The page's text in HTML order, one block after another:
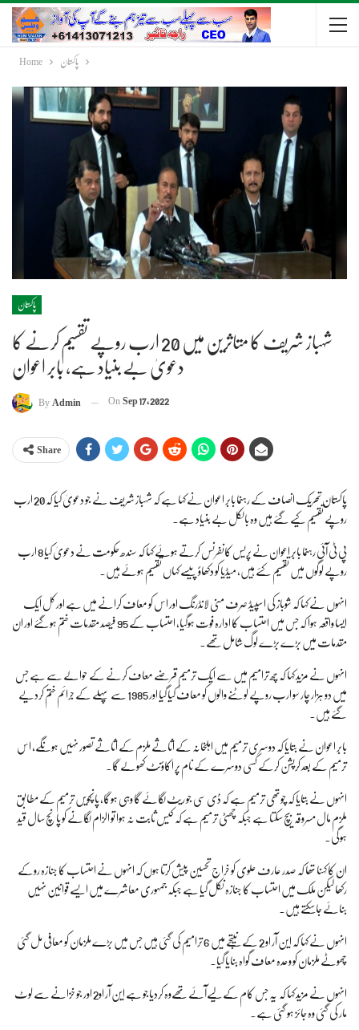
Home پاکستان
پاکستان
شہباز شریف کا متاثرین میں 20 ارب روپے تقسیم کرنے کا
دعویٰ بے بنیاد ہے، بابر اعوان
ByAdmin OnSep 17, 2022
Share
پاکستان تحریک انصاف کے رہنما بابر اعوان نے کہا ہے کہ شہباز شریف نے جو دعویٰ کیا کہ 20 ارب
روپے تقسیم کیے گئے ہیں وہ بالکل بے بنیاد ہے۔
پی ٹی آئی رہنما بابر اعوان نے پریس کانفرنس کرتے ہوئے کہا کہ سندھ حکومت نے دعویٰ کیا 8 ارب
روپے لوگوں میں تقسیم کئے ہیں، میڈیا کو دکھاؤ پیسے کہاں تقسیم ہوئے ہیں۔
انہوں نے کہا کہ شوباز کی اسپیڈ صرف منی لانڈرنگ اور اس کو معاف کرانے میں ہے اور کل ایک
ایسا واقعہ ہوا کہ جس میں احتساب کا ادارہ فوت ہوگیا، احتساب کے 95 فیصد مقدمات ختم ہوگئے اور ان
مقدمات میں بڑے بڑے لوگ شامل تھے۔
انہوں نے مزید کہا کہ چھ ترامیم میں سے ایک ترمیم قرضے معاف کرنے کے حوالے سے ہے جس
میں دو ہزار چار سو ارب روپے لوٹنے والوں کو معاف کیا گیا اور 1985 سے پہلے کے جرائم ختم کردیے
گئے ہیں۔
بابر اعوان نے بتایا کہ دوسری ترمیم میں اہلخانہ کے اثاثے ملزم کے اثاثے تصور نہیں ہونگے، اس
ترمیم کے بعد کرپشن کرکے کسی دوسرے کے نام پر اکاؤنٹ کھولے گا۔
انہوں نے بتایا کہ چوتھی ترمیم ہے کہ ڈی سی جو ریٹ لگائے گا وہی ہوگا، پانچویں ترمیم کے مطابق
ملزم مال مسروقہ بیچ سکتا ہے جبکہ چھٹی ترمیم ہے کہ کیس ثابت نہ ہوا تو الزام لگانے کو پانچ سال قید
ہوگی۔
ان کا کہنا تھا کہ صدر عارف علوی کو خراج تحسین پیش کرتا ہوں کہ انہوں نے احتساب کا جنازہ روکے
رکھا لیکن ملک میں احتساب کا جنازہ نکل گیا ہے جبکہ جمہوری معاشرے میں ایسے قوانین نہیں
بنائے جاسکتے ہیں۔
انہوں نے کہا کہ این آر او 2 کے نیتجے میں 6 ترامیم کی گئی ہیں جس میں بڑے ملزمان کو معافی مل گئی
چھوٹے ملزمان کو وعدہ معاف گواہ بنایا گیا۔
انہوں نے مزید کہا کہ یہ جس کام کےلیےآئے تھےوہ کردیاجو ہے این آر او2 اور جو خزانے سے لوٹ
مار کی گئی وہ جائز ہو گئی ہے۔